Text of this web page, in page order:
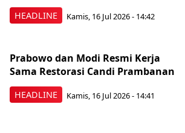
HEADLINE Kamis, 16 Jul 2026 - 14:42
HEADLINE
Prabowo dan Modi Resmi Kerja
Sama Restorasi Candi Prambanan
Kamis, 16 Jul 2026 - 14:41